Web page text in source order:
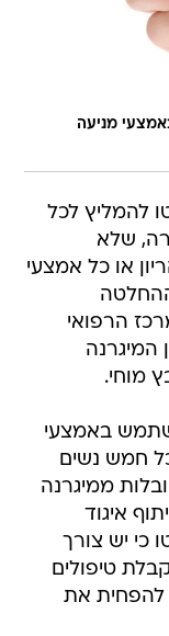
מניעה
להמליץ לכל
שלא
או כל אמצעי
הרפואי
המיגרנה
מוחי.
באמצעי
חמש נשים
כאשר 30% מהן סובלות ממיגרנה
איגוד
כי יש צורך
טיפולים
להפחית את